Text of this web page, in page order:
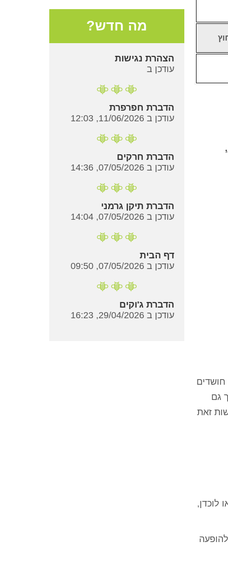
חושדים
גם
זאת
לוכדן,
מה חדש?
הצהרת נגישות
עודכן ב
הדברת חפרפרת
עודכן ב 11/06/2026, 12:03
הדברת חרקים
עודכן ב 07/05/2026, 14:36
הדברת תיקן גרמני
עודכן ב 07/05/2026, 14:04
דף הבית
עודכן ב 07/05/2026, 09:50
הדברת ג'וקים
עודכן ב 29/04/2026, 16:23